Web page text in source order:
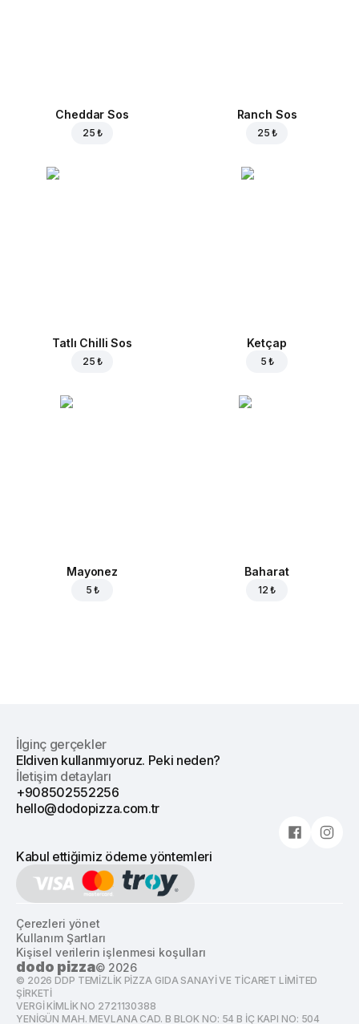
Cheddar Sos
25 ₺
Ranch Sos
25 ₺
Tatlı Chilli Sos
25 ₺
Ketçap
5 ₺
Mayonez
5 ₺
Baharat
12 ₺
İlginç gerçekler
Eldiven kullanmıyoruz. Peki neden?
İletişim detayları
+908502552256
hello@dodopizza.com.tr
Kabul ettiğimiz ödeme yöntemleri
dodo pizza© 2026
Kişisel verilerin işlenmesi koşulları
Kullanım Şartları
Çerezleri yönet
© 2026 DDP TEMİZLİK PİZZA GIDA SANAYİ VE TİCARET LİMİTED
ŞİRKETİ
VERGİ KİMLİK NO 2721130388
YENİGÜN MAH. MEVLANA CAD. B BLOK NO: 54 B İÇ KAPI NO: 504